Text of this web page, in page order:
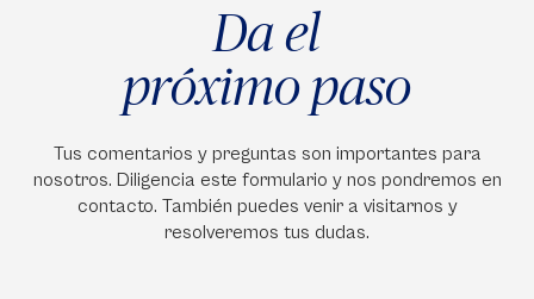
Da el
próximo paso
Tus comentarios y preguntas son importantes para
nosotros. Diligencia este formulario y nos pondremos en
contacto. También puedes venir a visitarnos y
resolveremos tus dudas.